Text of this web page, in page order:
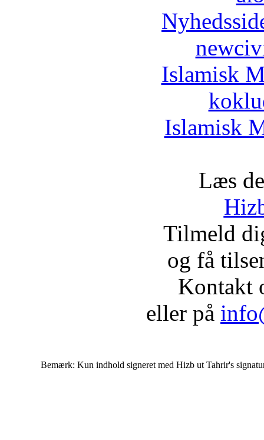
Islamisk
Islamisk
Læs
Tilmeld
og få
Kontakt
eller på
Bemærk: Kun indhold signeret med Hizb ut Tahrir's